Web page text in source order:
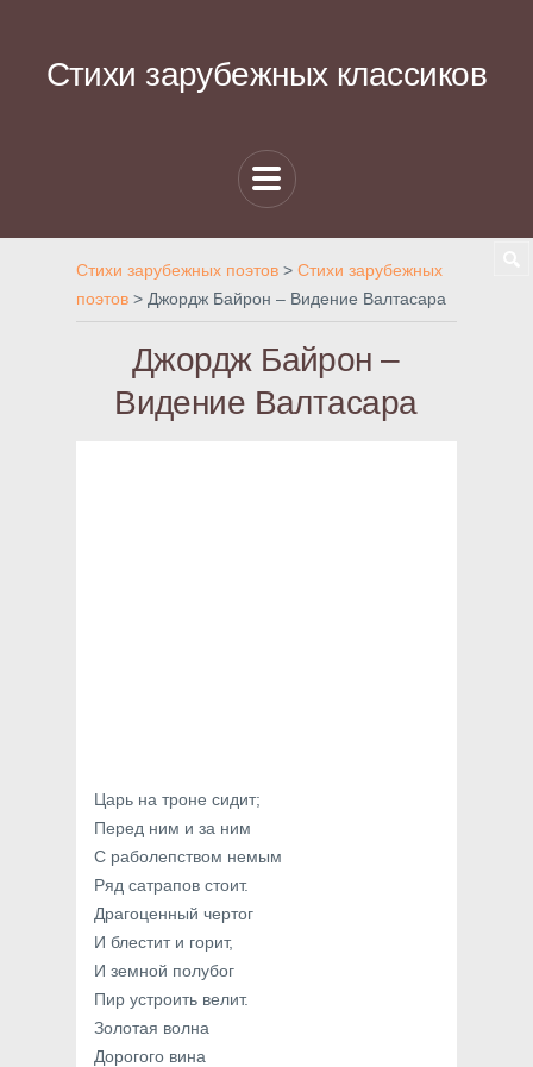
Стихи зарубежных классиков
Стихи зарубежных поэтов > Стихи зарубежных
поэтов > Джордж Байрон – Видение Валтасара
Джордж Байрон –
Видение Валтасара
Царь на троне сидит;
Перед ним и за ним
С раболепством немым
Ряд сатрапов стоит.
Драгоценный чертог
И блестит и горит,
И земной полубог
Пир устроить велит.
Золотая волна
Дорогого вина